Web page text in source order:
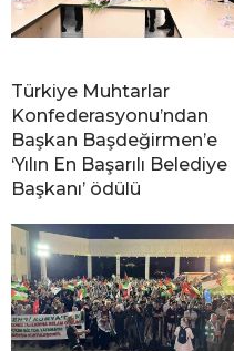
Türkiye Muhtarlar
Konfederasyonu’ndan
Başkan Başdeğirmen’e
‘Yılın En Başarılı Belediye
Başkanı’ ödülü